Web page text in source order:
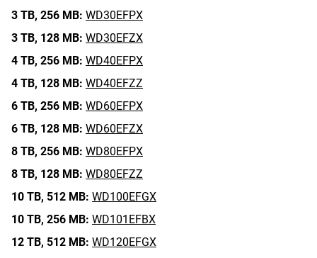
3 TB, 256 MB: WD30EFPX
3 TB, 128 MB: WD30EFZX
4 TB, 256 MB: WD40EFPX
4 TB, 128 MB: WD40EFZZ
6 TB, 256 MB: WD60EFPX
6 TB, 128 MB: WD60EFZX
8 TB, 256 MB: WD80EFPX
8 TB, 128 MB: WD80EFZZ
10 TB, 512 MB: WD100EFGX
10 TB, 256 MB: WD101EFBX
12 TB, 512 MB: WD120EFGX